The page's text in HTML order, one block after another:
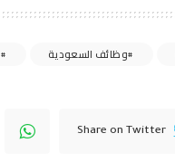
وظائف السعودية
Share on Twitter